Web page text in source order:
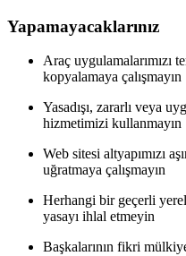
Yapamayacaklarınız
Araç uygulamalarımızı
kopyalamaya çalışmayın
Yasadışı, zararlı veya
hizmetimizi kullanmayın
Web sitesi altyapımızı
uğratmaya çalışmayın
Herhangi bir geçerli
yasayı ihlal etmeyin
Başkalarının fikri